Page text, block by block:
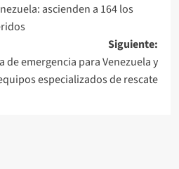
ascienden a 164 los
Siguiente:
de emergencia para Venezuela y
especializados de rescate